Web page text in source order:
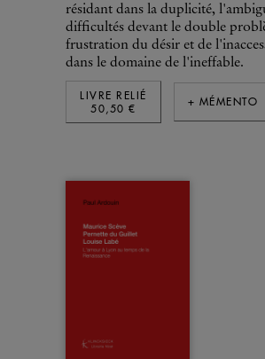
résidant dans la duplicité,
difficultés devant le double
frustration du désir et de
dans le domaine de l'ineffable.
LIVRE RELIÉ
50,50 €
+ MÉMENTO